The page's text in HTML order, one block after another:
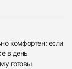
комфортен: если
в день
готовы